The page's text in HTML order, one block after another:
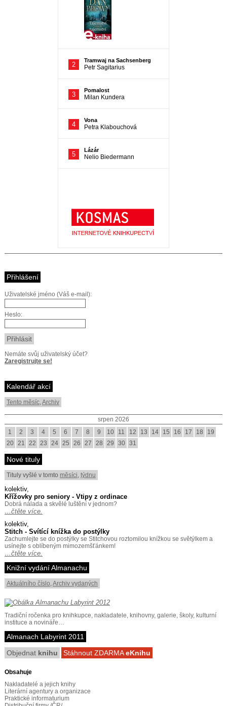
Přihlášení
Uživatelské jméno (Váš e-mail):
Heslo:
Nemáte svůj uživatelský účet?
Zaregistrujte se!
Kalendář akcí
Tento měsíc,Archiv
srpen 2026
1
2 3 4 5 6 7 8 9 10 11 12 13 14 15 16 17 18
19
20 21 22 23 24 25 26 27 28 29 30 31
Nové tituly
Tituly vyšlé v tomto měsíci, týdnu
kolektiv,
Křížovky pro seniory - Vtipy z ordinace
Dobrá nálada a skvělé luštění v jednom?
…čtěte více.
kolektiv,
Stitch - Svítící knížka do postýlky
Zachumlejte se do postýlky se Stitchovou roztomilou knížkou se světýlkem a
usínejte s oblíbeným mimozemšťánkem!
…čtěte více.
Knižní vydání Almanachu
Aktuálního číslo,Archiv vydaných
Tradiční ročenka pro knihkupce, nakladatele, knihovny, galerie, školy, kulturní
instituce a novináře…
Almanach Labyrint 2011
Objednat knihu Stáhnout ZDARMAeKnihu
Obsahuje
Nakladatelé a jejich knihy
Literární agentury a organizace
Praktické informaturium